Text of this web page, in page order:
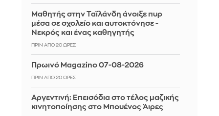
Μαθητής στην Ταϊλάνδη άνοιξε πυρ
μέσα σε σχολείο και αυτοκτόνησε -
Νεκρός και ένας καθηγητής
ΠΡΙΝ ΑΠΌ 20 ΏΡΕΣ
Πρωινό Magazino 07-08-2026
ΠΡΙΝ ΑΠΌ 20 ΏΡΕΣ
Αργεντινή: Επεισόδια στο τέλος μαζικής
κινητοποίησης στο Μπουένος Άιρες